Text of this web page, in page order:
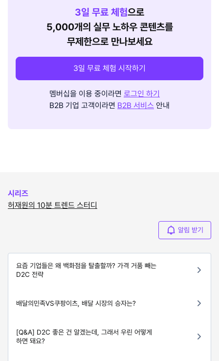
3일 무료 체험으로
5,000개의 실무 노하우 콘텐츠를
무제한으로 만나보세요
3일 무료 체험 시작하기
멤버십을 이용 중이라면 로그인 하기
B2B 기업 고객이라면 B2B 서비스 안내
시리즈
허재원의 10분 트렌드 스터디
알림 받기
요즘 기업들은 왜 백화점을 탈출할까? 가격 거품 빼는
D2C 전략
배달의민족VS쿠팡이츠, 배달 시장의 승자는?
[Q&A] D2C 좋은 건 알겠는데, 그래서 우린 어떻게
하면 돼요?